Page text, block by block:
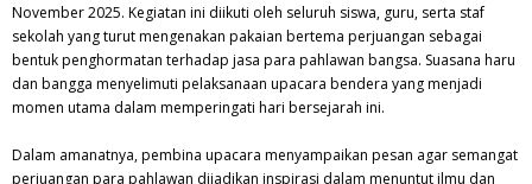
November 2025. Kegiatan ini diikuti oleh seluruh siswa, guru, serta staf
sekolah yang turut mengenakan pakaian bertema perjuangan sebagai
bentuk penghormatan terhadap jasa para pahlawan bangsa. Suasana haru
dan bangga menyelimuti pelaksanaan upacara bendera yang menjadi
momen utama dalam memperingati hari bersejarah ini.
Dalam amanatnya, pembina upacara menyampaikan pesan agar semangat
perjuangan para pahlawan dijadikan inspirasi dalam menuntut ilmu dan